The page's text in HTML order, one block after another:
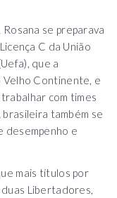
se preparava
C da União
que a
Continente, e
com times
também se
desempenho e
mais títulos por
Libertadores,